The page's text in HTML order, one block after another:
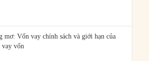
mơ: Vốn vay chính sách và giới hạn của
vay vốn